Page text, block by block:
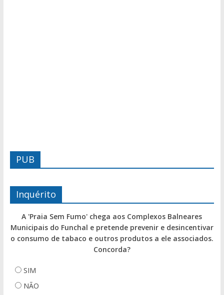
PUB
Inquérito
A 'Praia Sem Fumo' chega aos Complexos Balneares
Municipais do Funchal e pretende prevenir e desincentivar
o consumo de tabaco e outros produtos a ele associados.
Concorda?
SIM
NÃO